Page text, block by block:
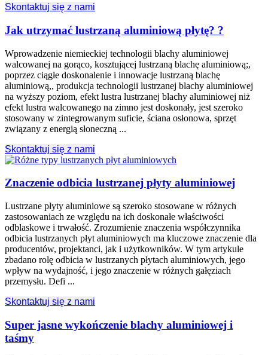
Skontaktuj się z nami
Jak utrzymać lustrzaną aluminiową płytę? ?
Wprowadzenie niemieckiej technologii blachy aluminiowej
walcowanej na gorąco, kosztującej lustrzaną blachę aluminiową;,
poprzez ciągłe doskonalenie i innowacje lustrzaną blachę
aluminiową,, produkcja technologii lustrzanej blachy aluminiowej
na wyższy poziom, efekt lustra lustrzanej blachy aluminiowej niż
efekt lustra walcowanego na zimno jest doskonały, jest szeroko
stosowany w zintegrowanym suficie, ściana osłonowa, sprzęt
związany z energią słoneczną ...
Skontaktuj się z nami
Znaczenie odbicia lustrzanej płyty aluminiowej
Lustrzane płyty aluminiowe są szeroko stosowane w różnych
zastosowaniach ze względu na ich doskonałe właściwości
odblaskowe i trwałość. Zrozumienie znaczenia współczynnika
odbicia lustrzanych płyt aluminiowych ma kluczowe znaczenie dla
producentów, projektanci, jak i użytkowników. W tym artykule
zbadano rolę odbicia w lustrzanych płytach aluminiowych, jego
wpływ na wydajność, i jego znaczenie w różnych gałęziach
przemysłu. Defi ...
Skontaktuj się z nami
Super jasne wykończenie blachy aluminiowej i
taśmy